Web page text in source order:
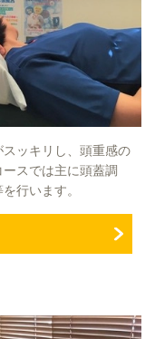
ッキリし、頭重感の
スでは主に頭蓋調
行います。